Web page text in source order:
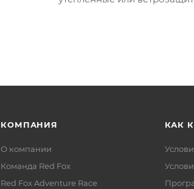
КОМПАНИЯ
О компании
Команда Red Fox
Red Fox Adventure Race
КАК